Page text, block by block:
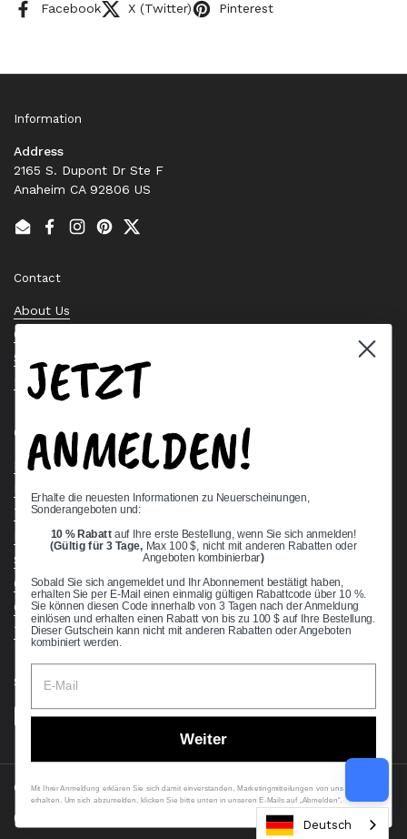
Facebook X (Twitter) Pinterest
Information
Address
2165 S. Dupont Dr Ste F
Anaheim CA 92806 US
EmailFacebook
Instagram
PinterestTwitter
Contact
About Us
Contact Us
Stock Check
Request a Quote
Quick links
Bearing Knowledge Center
Terms & Conditions
Return & Refund Policy
Shipping Policy
Open Cookie Banner
Comprehensive Guide to Ball Bearings
Track your Order
Supported payment methods
Copyright © 2026VXB Bearings.
Country/region
(USD $)
Deutsch
JETZT
ANMELDEN!
Erhalte die neuesten Informationen zu Neuerscheinungen,
Sonderangeboten und:
10 % Rabatt auf Ihre erste Bestellung, wenn Sie sich anmelden!
(Gültig für 3 Tage, Max 100 $, nicht mit anderen Rabatten oder
Angeboten kombinierbar)
Sobald Sie sich angemeldet und Ihr Abonnement bestätigt haben,
erhalten Sie per E-Mail einen einmalig gültigen Rabattcode über 10 %.
Sie können diesen Code innerhalb von 3 Tagen nach der Anmeldung
einlösen und erhalten einen Rabatt von bis zu 100 $ auf Ihre Bestellung.
Dieser Gutschein kann nicht mit anderen Rabatten oder Angeboten
kombiniert werden.
Weiter
Mit Ihrer Anmeldung erklären Sie sich damit einverstanden, Marketingmitteilungen von uns zu
erhalten. Um sich abzumelden, klicken Sie bitte unten in unseren E-Mails auf „Abmelden“.